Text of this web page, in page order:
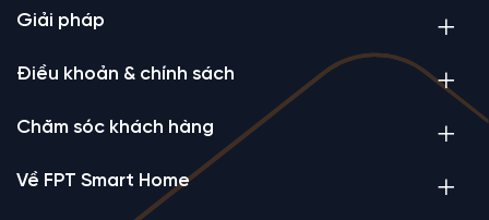
Giải pháp
Điều khoản & chính sách
Chăm sóc khách hàng
Về FPT Smart Home